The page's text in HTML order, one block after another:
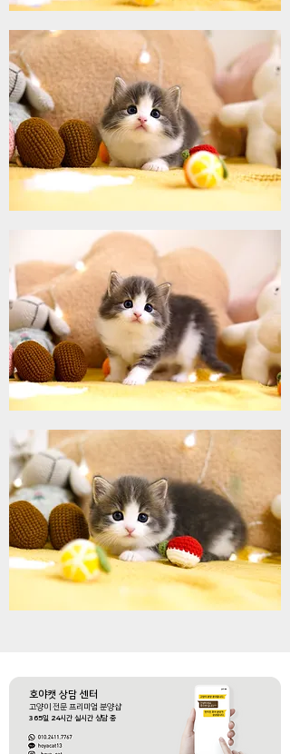
호야캣 상담 센터
​고양이 전문 프리미엄 분양샵
365일 24시간 실시간 상담 중